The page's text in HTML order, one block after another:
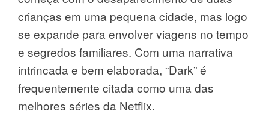
crianças em uma pequena cidade, mas logo
se expande para envolver viagens no tempo
e segredos familiares. Com uma narrativa
intrincada e bem elaborada, “Dark” é
frequentemente citada como uma das
melhores séries da Netflix.